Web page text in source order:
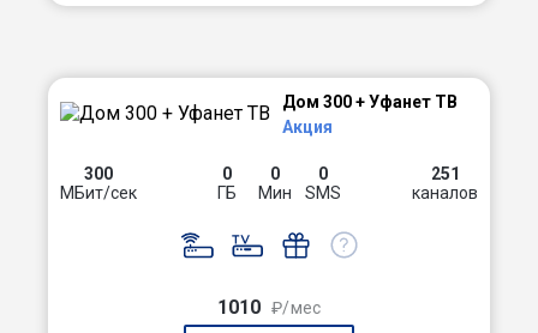
Дом 300 + Уфанет ТВ
Акция
300
МБит/сек
0
ГБ
0
Мин
0
SMS
251
каналов
1010 ₽/мес